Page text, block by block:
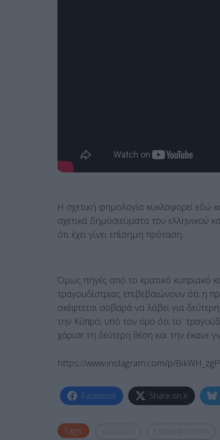
Η σχετική φημολογία κυκλοφορεί εδώ
σχετικά δημοσιεύματα του ελληνικού
ότι έχει γίνει επίσημη πρόταση.
Όμως πηγές από το κρατικό κυπριακό
τραγουδίστριας επιβεβαιώνουν ότι η
σκέφτεται σοβαρά να λάβει για
την Κύπρο, υπό τον όρο ότι το
χάρισε τη δεύτερη θέση και την έκανε
https://www.instagram.com/p/
Facebook Share on X
Tags: